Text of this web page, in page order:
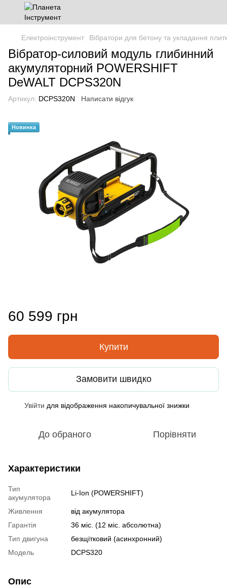
Електроінструмент Вібратори для бетону та укладання
Вібратор-силовий модуль глибинний
акумуляторний POWERSHIFT
DeWALT DCPS320N
Артикул: DCPS320N Написати відгук
Новинка
60 599 грн
Купити
Замовити швидко
Увійти для відображення накопичувальної знижки
До обраного Порівняти
Характеристики
Тип
акумулятора
Li-Ion (POWERSHIFT)
Живлення
від акумулятора
Гарантія
36 міс. (12 міс. абсолютна)
Тип двигуна
безщітковий (асинхронний)
Модель
DCPS320
Опис